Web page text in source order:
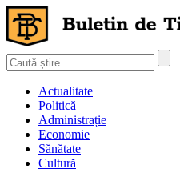
Actualitate
Politică
Administrație
Economie
Sănătate
Cultură